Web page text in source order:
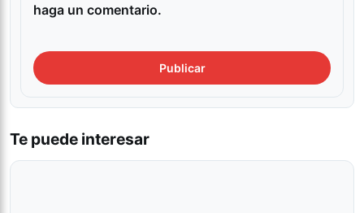
haga un comentario.
Te puede interesar